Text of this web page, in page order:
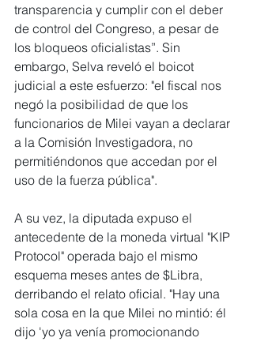
transparencia y cumplir con el deber
de control del Congreso, a pesar de
los bloqueos oficialistas”. Sin
embargo, Selva reveló el boicot
judicial a este esfuerzo: "el fiscal nos
negó la posibilidad de que los
funcionarios de Milei vayan a declarar
a la Comisión Investigadora, no
permitiéndonos que accedan por el
uso de la fuerza pública".
A su vez, la diputada expuso el
antecedente de la moneda virtual "KIP
Protocol" operada bajo el mismo
esquema meses antes de $Libra,
derribando el relato oficial. "Hay una
sola cosa en la que Milei no mintió: él
dijo 'yo ya venía promocionando